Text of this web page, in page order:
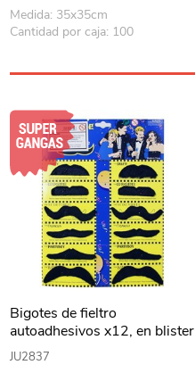
Medida: 35x35cm
Cantidad por caja: 100
Bigotes de fieltro
autoadhesivos x12, en blister
JU2837